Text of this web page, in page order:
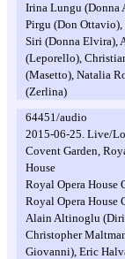
Irina Lungu (Donna
Pirgu (Don Ottavio),
Siri (Donna Elvira),
(Leporello),
(Masetto), Natalia
(Zerlina)
64451/audio
2015-06-25. Live/
Covent Garden,
House
Royal Opera House
Royal Opera House
Alain Altinoglu
Christopher
Giovanni), Eric